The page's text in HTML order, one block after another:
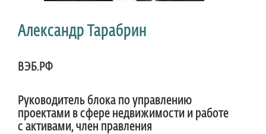
Александр Тарабрин
ВЭБ.РФ
Руководитель блока по управлению
проектами в сфере недвижимости и работе
с активами, член правления